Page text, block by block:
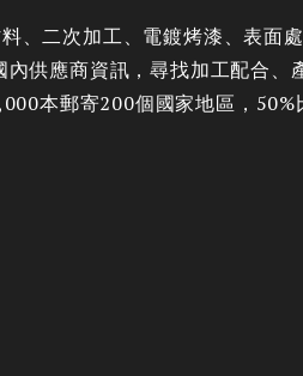
、二次加工、電鍍烤漆、表面
供應商資訊，尋找加工配合
本郵寄200個國家地區，50%